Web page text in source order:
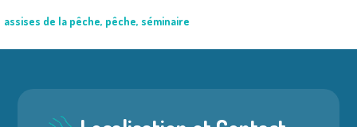
assises de la pêche, pêche, séminaire